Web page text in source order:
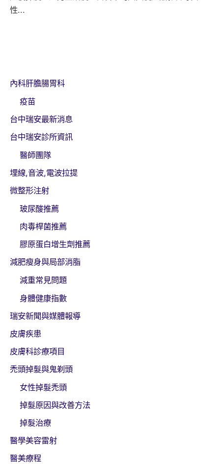
性...
內科肝膽腸胃科
疫苗
台中瑞安最新消息
台中瑞安診所資訊
醫師團隊
埋線,音波,電波拉提
微整形注射
玻尿酸推薦
肉毒桿菌推薦
膠原蛋白增生劑推薦
減肥瘦身與局部消脂
減重常見問題
身體健康指數
瑞安新聞與媒體報導
皮膚疾患
皮膚科診療項目
禿頭掉髮與鬼剃頭
女性掉髮禿頭
掉髮原因與改善方法
掉髮治療
醫學美容雷射
醫美療程